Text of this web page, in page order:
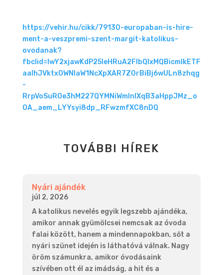
https://vehir.hu/cikk/79130-europaban-is-hire-
ment-a-veszpremi-szent-margit-katolikus-
ovodanak?
fbclid=IwY2xjawKdP25leHRuA2FlbQIxMQBicmlkETF
aalhJVktxOWNIaW1NcXpXAR7Z0rBiBj6wULn8zhqg
-
RrpVoSuROe3hM227QYMNiWmlnlXqB3aHppJMz_o
OA_aem_LYYsyi8dp_RFwzmfXC8nDQ
TOVÁBBI HÍREK
Nyári ajándék
júl 2, 2026
A katolikus nevelés egyik legszebb ajándéka,
amikor annak gyümölcsei nemcsak az óvoda
falai között, hanem a mindennapokban, sőt a
nyári szünet idején is láthatóvá válnak. Nagy
öröm számunkra, amikor óvodásaink
szívében ott él az imádság, a hit és a